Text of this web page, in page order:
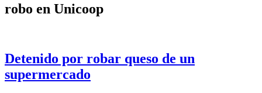
robo en Unicoop
Detenido por robar queso de un
supermercado